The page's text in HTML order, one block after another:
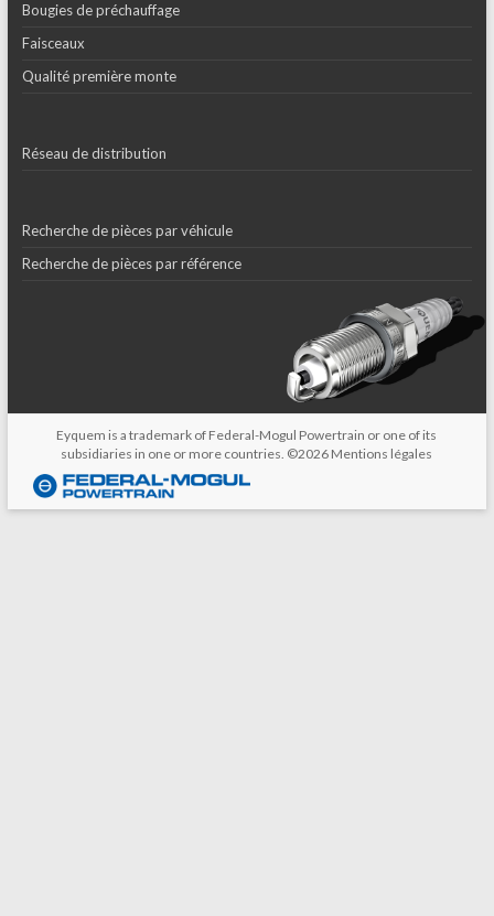
Bougies de préchauffage
Faisceaux
Qualité première monte
Réseau de distribution
Recherche de pièces par véhicule
Recherche de pièces par référence
Eyquem is a trademark of Federal-Mogul Powertrain or one of its
subsidiaries in one or more countries. ©2026 Mentions légales